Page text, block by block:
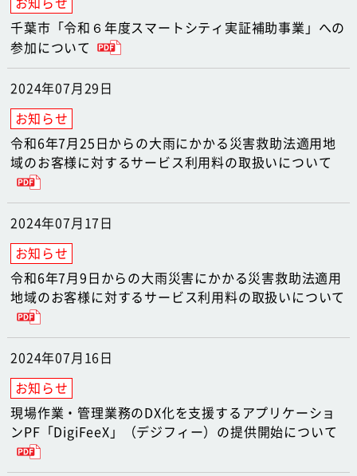
千葉市「令和６年度スマートシティ実証補助事業」への
参加について
2024年07月29日
令和6年7月25日からの大雨にかかる災害救助法適用地
域のお客様に対するサービス利用料の取扱いについて
2024年07月17日
令和6年7月9日からの大雨災害にかかる災害救助法適用
地域のお客様に対するサービス利用料の取扱いについて
2024年07月16日
現場作業・管理業務のDX化を支援するアプリケーショ
ンPF「DigiFeeX」（デジフィー）の提供開始について